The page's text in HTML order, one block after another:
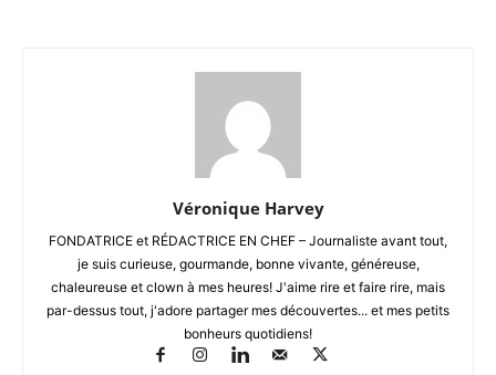
Véronique Harvey
FONDATRICE et RÉDACTRICE EN CHEF – Journaliste avant tout,
je suis curieuse, gourmande, bonne vivante, généreuse,
chaleureuse et clown à mes heures! J'aime rire et faire rire, mais
par-dessus tout, j'adore partager mes découvertes... et mes petits
bonheurs quotidiens!